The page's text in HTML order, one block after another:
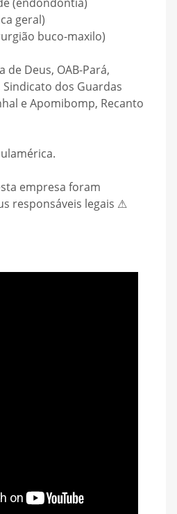
geral)
buco-maxilo)
de Deus, OAB-Pará,
dos Guardas
e Apomibomp, Recanto
empresa foram
responsáveis legais ⚠